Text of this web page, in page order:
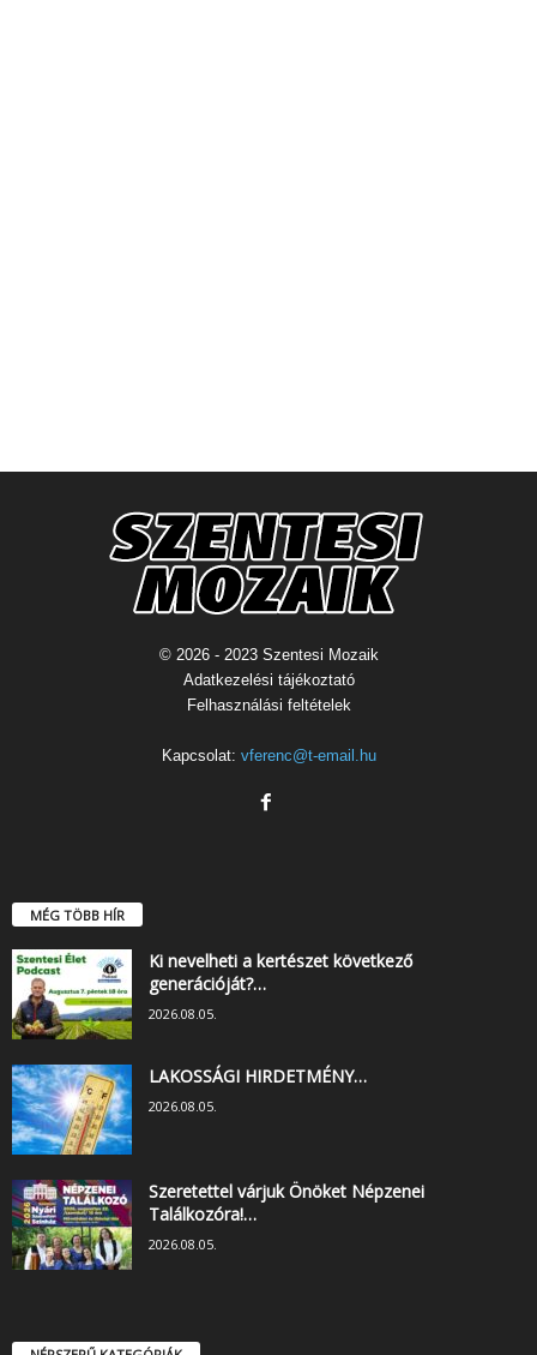
© 2026 - 2023 Szentesi Mozaik
Adatkezelési tájékoztató
Felhasználási feltételek
Kapcsolat: vferenc@t-email.hu
MÉG TÖBB HÍR
Ki nevelheti a kertészet következő
generációját?…
2026.08.05.
LAKOSSÁGI HIRDETMÉNY…
2026.08.05.
Szeretettel várjuk Önöket Népzenei
Találkozóra!…
2026.08.05.